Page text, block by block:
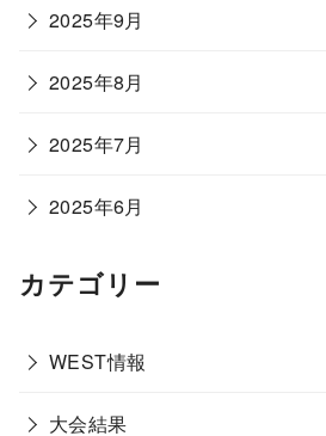
2025年9月
2025年8月
2025年7月
2025年6月
カテゴリー
WEST情報
大会結果